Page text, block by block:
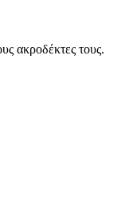
ακροδέκτες τους.